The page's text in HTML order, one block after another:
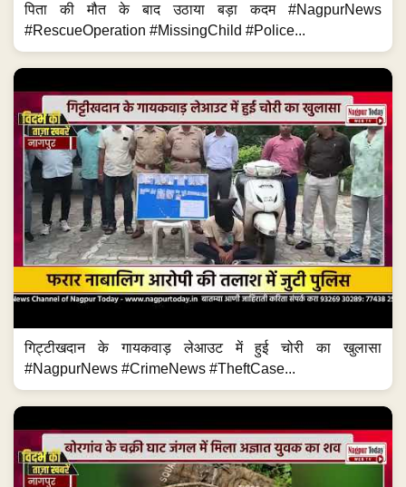
पिता की मौत के बाद उठाया बड़ा कदम #NagpurNews
#RescueOperation #MissingChild #Police...
गिट्टीखदान के गायकवाड़ लेआउट में हुई चोरी का खुलासा
#NagpurNews #CrimeNews #TheftCase...